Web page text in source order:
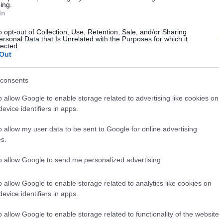
opt-out of Collection, Use, Retention, Sale, and/or Sharing
Data that Is Unrelated with the Purposes for which it
allow Google to enable storage related to advertising like cookies on
identifiers in apps.
allow my user data to be sent to Google for online advertising
allow Google to send me personalized advertising.
allow Google to enable storage related to analytics like cookies on
identifiers in apps.
allow Google to enable storage related to functionality of the website
A világ legveszélyesebb migrációs útvonalai:
Manaus: a dzsungel szívének városa